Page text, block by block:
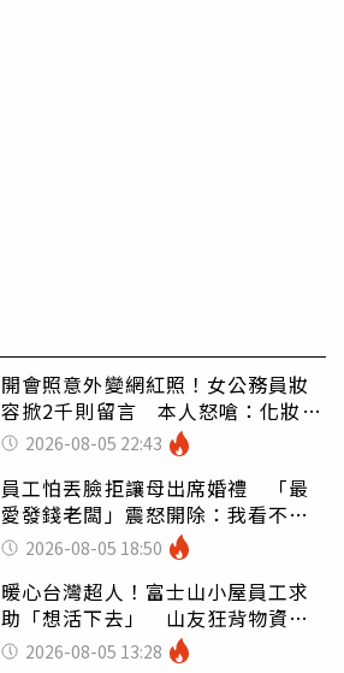
開會照意外變網紅照！女公務員妝
容掀2千則留言 本人怒嗆：化妝有
錯嗎2026-08-05 22:43
員工怕丟臉拒讓母出席婚禮 「最
愛發錢老闆」震怒開除：我看不起
你 2026-08-05 18:50
暖心台灣超人！富士山小屋員工求
助「想活下去」 山友狂背物資上
山：台灣真的是寶島
2026-08-05 13:28